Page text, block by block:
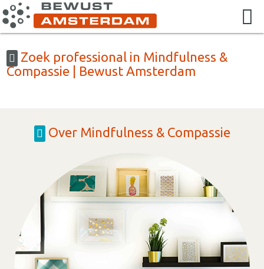
Zoek professional in Mindfulness &
Compassie | Bewust Amsterdam
Over Mindfulness & Compassie